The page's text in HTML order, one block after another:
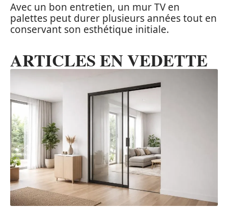
Avec un bon entretien, un mur TV en
palettes peut durer plusieurs années tout en
conservant son esthétique initiale.
ARTICLES EN VEDETTE